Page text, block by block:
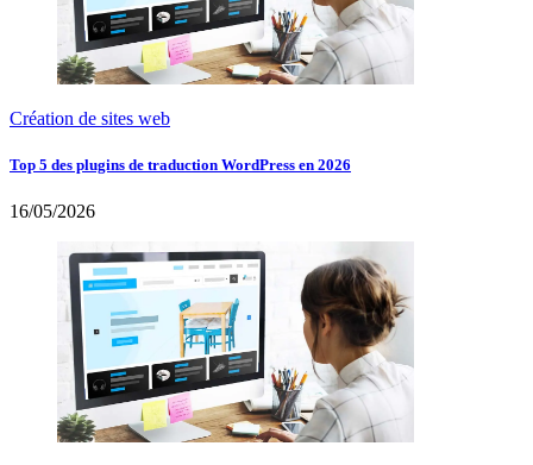
Création de sites web
Top 5 des plugins de traduction WordPress en 2026
16/05/2026